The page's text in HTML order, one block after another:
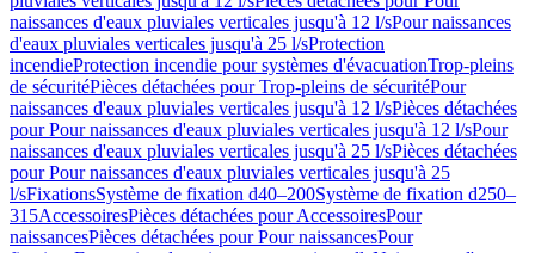
naissances d'eaux pluviales verticales jusqu'à 12 l/sPour naissances
d'eaux pluviales verticales jusqu'à 25 l/sProtection
incendieProtection incendie pour systèmes d'évacuationTrop-pleins
de sécuritéPièces détachées pour Trop-pleins de sécuritéPour
naissances d'eaux pluviales verticales jusqu'à 12 l/sPièces détachées
pour Pour naissances d'eaux pluviales verticales jusqu'à 12 l/sPour
naissances d'eaux pluviales verticales jusqu'à 25 l/sPièces détachées
pour Pour naissances d'eaux pluviales verticales jusqu'à 25
l/sFixationsSystème de fixation d40–200Système de fixation d250–
315AccessoiresPièces détachées pour AccessoiresPour
naissancesPièces détachées pour Pour naissancesPour